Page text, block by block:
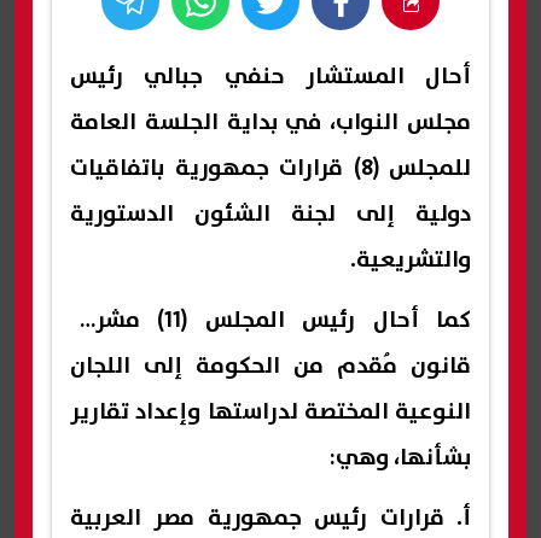
أحال المستشار حنفي جبالي رئيس
مجلس النواب، في بداية الجلسة العامة
للمجلس (8) قرارات جمهورية باتفاقيات
دولية إلى لجنة الشئون الدستورية
والتشريعية.
كما أحال رئيس المجلس (11) مشروع
قانون مُقدم من الحكومة إلى اللجان
النوعية المختصة لدراستها وإعداد تقارير
بشأنها، وهي:
أ‌. قرارات رئيس جمهورية مصر العربية